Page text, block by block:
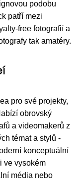
podobu
patří mezi
free fotografií a
tak amatéry.
pro své projekty,
obrovský
a videomakerů z
témat a stylů -
konceptuální
ve vysokém
média nebo